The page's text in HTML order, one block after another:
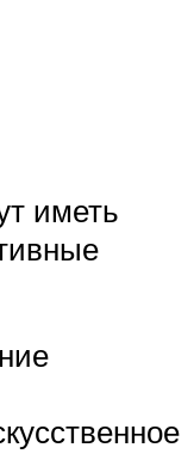
иметь